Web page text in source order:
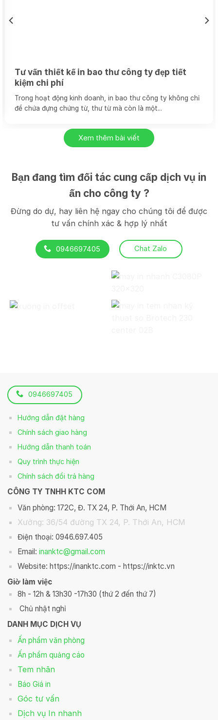
Tư vấn thiết kế in bao thư công ty đẹp tiết
kiệm chi phí
Trong hoạt động kinh doanh, in bao thư công ty không chỉ
để chứa đựng chứng từ, thư từ mà còn là một...
Xem thêm bài viết
Bạn đang tìm đối tác cung cấp dịch vụ in
ấn cho công ty ?
Đừng do dự, hay liên hệ ngay cho chúng tôi để được
tư vấn chính xác & hợp lý nhất
0946697405 Chat Zalo
0946697405
Hướng dẫn đặt hàng
Chính sách giao hàng
Hướng dẫn thanh toán
Quy trình thực hiện
Chính sách đổi trả hàng
CÔNG TY TNHH KTC COM
Văn phòng: 172C, Đ. TX 24, P. Thới An, HCM
Xưởng: 36/54 đường TX 24, P. Thới An, HCM
Điện thoại: 0946.697.405
Email: inanktc@gmail.com
Website: https://inanktc.com - https://inktc.vn
Giờ làm việc
8h - 12h & 13h30 -17h30 (thứ 2 đến thứ 7)
Chủ nhật nghỉ
DANH MỤC DỊCH VỤ
Ấn phẩm văn phòng
Ấn phẩm quảng cáo
Tem nhãn
Báo Giá in
Góc tư vấn
Dịch vụ In nhanh